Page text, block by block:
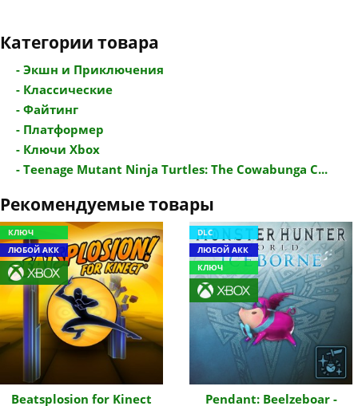
Категории товара
- Экшн и Приключения
- Классические
- Файтинг
- Платформер
- Ключи Xbox
- Teenage Mutant Ninja Turtles: The Cowabunga C...
Рекомендуемые товары
КЛЮЧ
ЛЮБОЙ АКК
Beatsplosion for Kinect
DLC
ЛЮБОЙ АКК
КЛЮЧ
Pendant: Beelzeboar -